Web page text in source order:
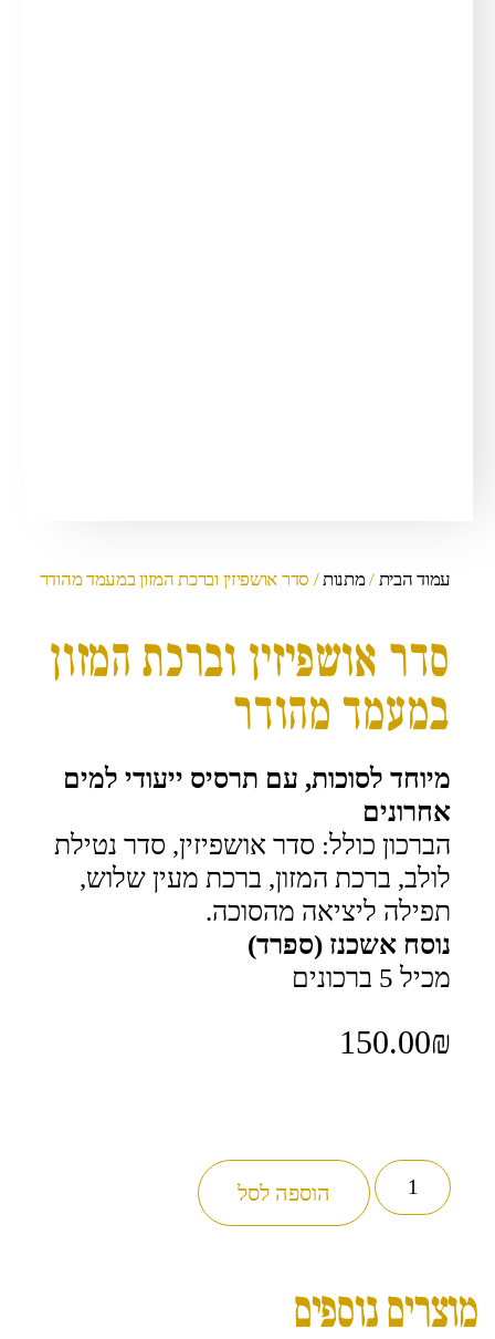
עמוד הבית /מתנות/ סדר אושפיזין וברכת המזון במעמד מהודר
סדר אושפיזין וברכת המזון
במעמד מהודר
מיוחד לסוכות, עם תרסיס ייעודי למים
אחרונים
הברכון כולל: סדר אושפיזין, סדר נטילת
לולב, ברכת המזון, ברכת מעין שלוש,
תפילה ליציאה מהסוכה.
נוסח אשכנז (ספרד)
מכיל 5 ברכונים
150.00₪
הוספה לסל
מוצרים נוספים